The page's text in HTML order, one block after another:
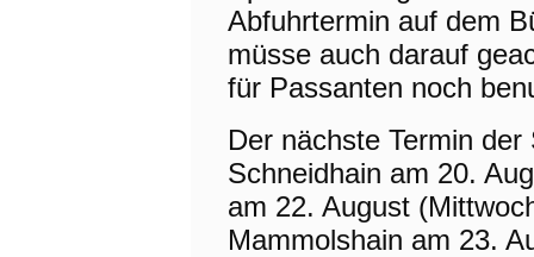
Abfuhrtermin auf dem
müsse auch darauf
für Passanten noch
Der nächste Termin
Schneidhain am 20.
am 22. August
Mammolshain am 23.